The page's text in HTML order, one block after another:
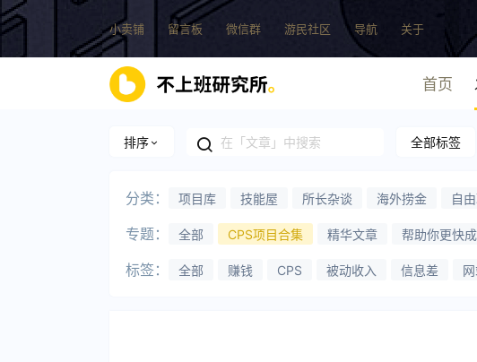
小卖铺 留言板 微信群 游民社区 导航 关于
首页
排序 全部标签
分类： 项目库 技能屋 所长杂谈 海外捞金 自
专题： 全部 CPS项目合集 精华文章
帮助你更快成
标签： 全部 赚钱 CPS 被动收入 信息差